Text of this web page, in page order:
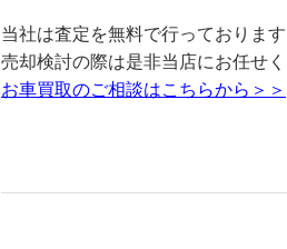
当社は査定を無料で行っております
売却検討の際は是非当店にお任せ
お車買取のご相談はこちらから＞＞